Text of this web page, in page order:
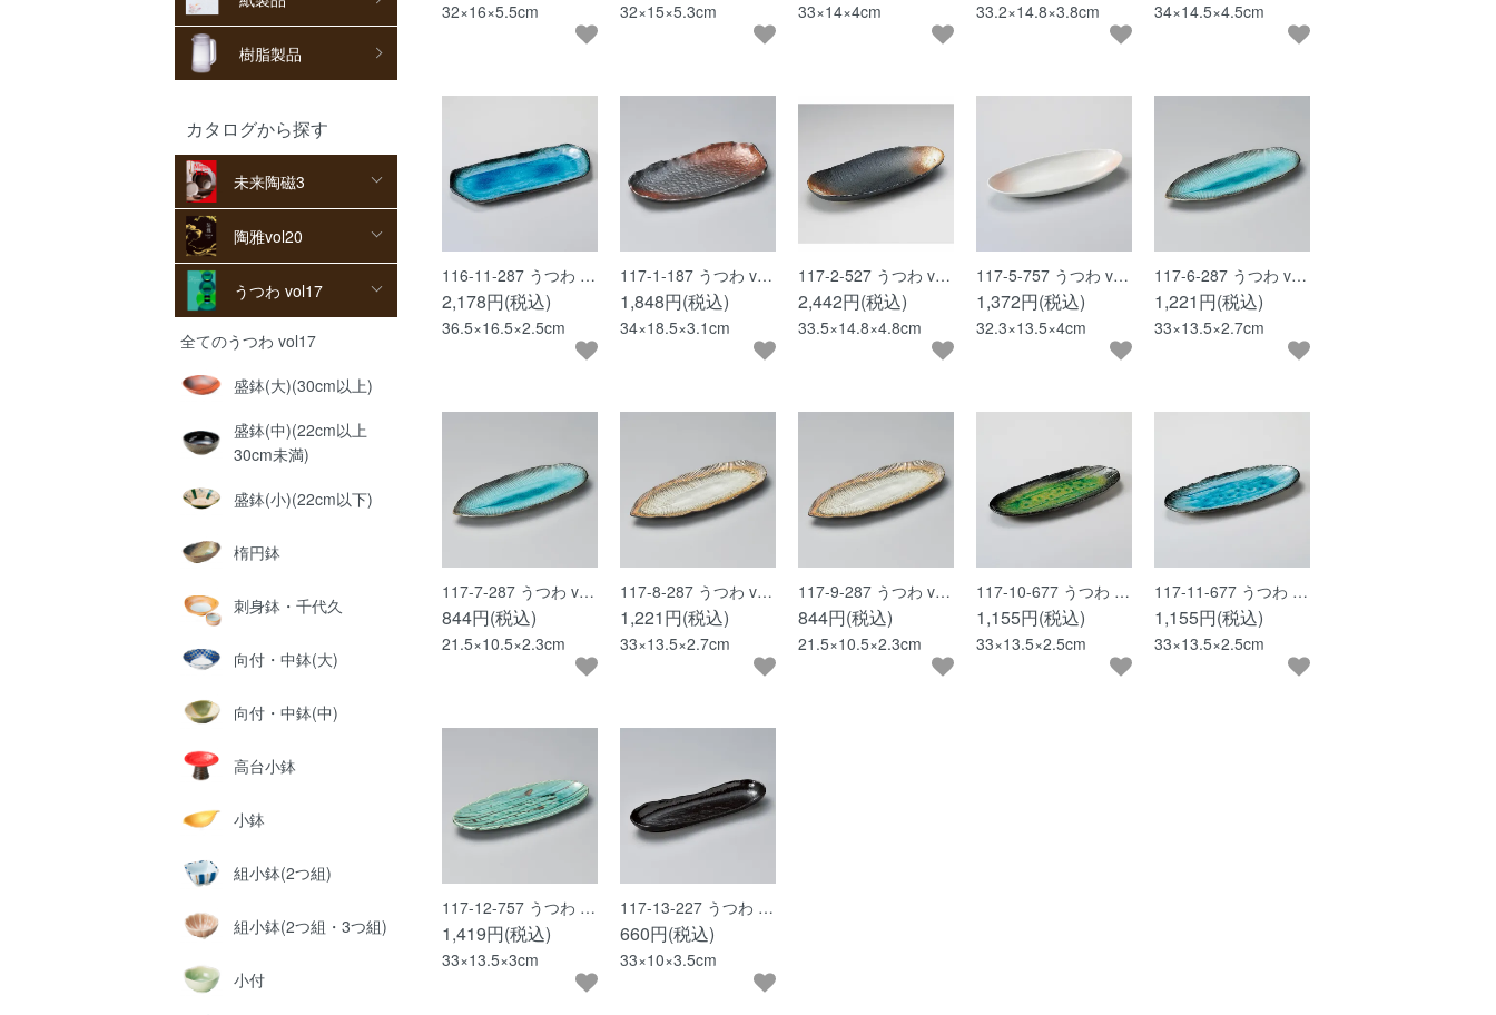
樹脂製品
カタログから探す
未来陶磁3
陶雅vol20
うつわ vol17
全てのうつわ vol17
盛鉢(大)(30cm以上)
盛鉢(中)(22cm以上
30cm未満)
盛鉢(小)(22cm以下)
楕円鉢
刺身鉢・千代久
向付・中鉢(大)
向付・中鉢(中)
高台小鉢
小鉢
組小鉢(2つ組)
組小鉢(2つ組・3つ組)
小付
32×16×5.5cm 32×15×5.3cm 33×14×4cm 33.2×14.8×3.8cm 34×14.5×4.5cm
116-11-287 うつわ …
2,178円(税込)
36.5×16.5×2.5cm
117-1-187 うつわ v…
1,848円(税込)
34×18.5×3.1cm
117-2-527 うつわ v…
2,442円(税込)
33.5×14.8×4.8cm
117-5-757 うつわ v…
1,372円(税込)
32.3×13.5×4cm
117-6-287 うつわ v…
1,221円(税込)
33×13.5×2.7cm
117-7-287 うつわ v…
844円(税込)
21.5×10.5×2.3cm
117-8-287 うつわ v…
1,221円(税込)
33×13.5×2.7cm
117-9-287 うつわ v…
844円(税込)
21.5×10.5×2.3cm
117-10-677 うつわ …
1,155円(税込)
33×13.5×2.5cm
117-11-677 うつわ …
1,155円(税込)
33×13.5×2.5cm
117-12-757 うつわ …
1,419円(税込)
33×13.5×3cm
117-13-227 うつわ …
660円(税込)
33×10×3.5cm